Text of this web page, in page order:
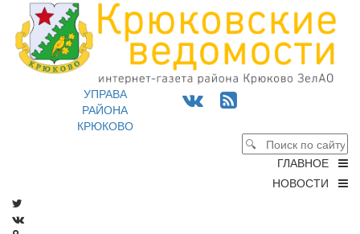
УПРАВА
РАЙОНА
КРЮКОВО
ГЛАВНОЕ
НОВОСТИ